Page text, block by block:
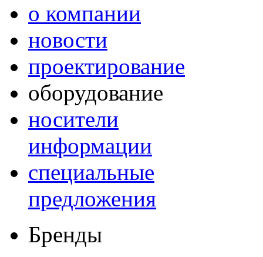
о компании
новости
проектирование
оборудование
носители
информации
специальные
предложения
Бренды